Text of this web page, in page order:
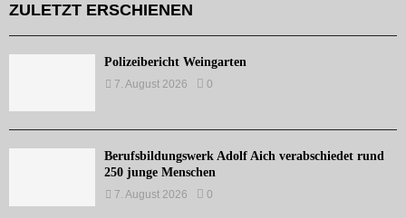
ZULETZT ERSCHIENEN
Polizeibericht Weingarten
7. August 2026 0
Berufsbildungswerk Adolf Aich verabschiedet rund
250 junge Menschen
7. August 2026 0